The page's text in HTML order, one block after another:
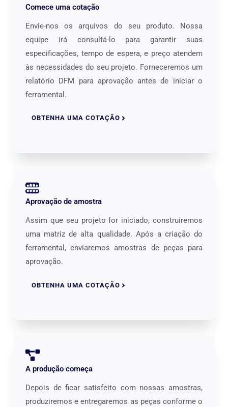
Comece uma cotação
Envie-nos os arquivos do seu produto. Nossa
equipe irá consultá-lo para garantir suas
especificações, tempo de espera, e preço atendem
às necessidades do seu projeto. Forneceremos um
relatório DFM para aprovação antes de iniciar o
ferramental.
OBTENHA UMA COTAÇÃO
Aprovação de amostra
Assim que seu projeto for iniciado, construiremos
uma matriz de alta qualidade. Após a criação do
ferramental, enviaremos amostras de peças para
aprovação.
OBTENHA UMA COTAÇÃO
A produção começa
Depois de ficar satisfeito com nossas amostras,
produziremos e entregaremos as peças conforme o